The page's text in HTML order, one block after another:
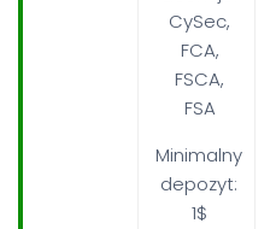
CySec,
FCA,
FSCA,
FSA
Minimalny
depozyt:
1$